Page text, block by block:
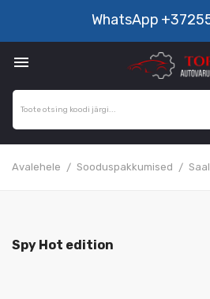
WhatsApp

Avalehele Sooduspakkumised
Spy Hot edition